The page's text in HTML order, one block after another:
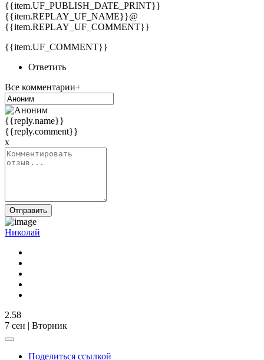
{{item.UF_PUBLISH_DATE_PRINT}}
{{item.REPLAY_UF_NAME}}@
{{item.REPLAY_UF_COMMENT}}
{{item.UF_COMMENT}}
Ответить
Все комментарии+
{{reply.name}}
{{reply.comment}}
x
Отправить
Николай
2.58
7 сен | Вторник
Поделиться ссылкой